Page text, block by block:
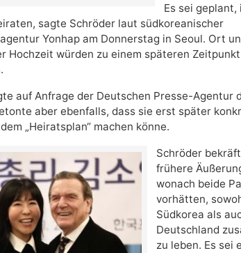
Es sei geplant,
sagte Schröder laut südkoreanischer
Yonhap am Donnerstag in Seoul. Ort
Hochzeit würden zu einem späteren Zeitpunkt
auf Anfrage der Deutschen Presse-Agentur
aber ebenfalls, dass sie erst später
„Heiratsplan“ machen könne.
Schröder
frühere
wonach beide
vorhätten,
Südkorea als
Deutschland
zu leben. Es sei